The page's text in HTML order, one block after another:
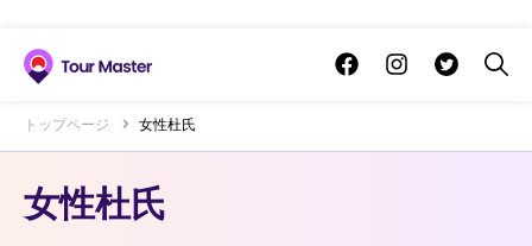
トップページ 女性杜氏
女性杜氏